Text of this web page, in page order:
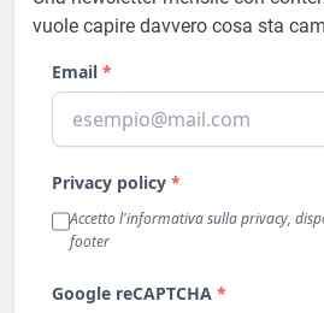
vuole capire davvero cosa sta